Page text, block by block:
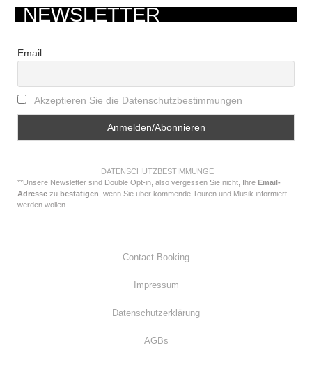
NEWSLETTER
Email
Akzeptieren Sie die Datenschutzbestimmungen
DATENSCHUTZBESTIMMUNGE
**Unsere Newsletter sind Double Opt-in, also vergessen Sie nicht, Ihre Email-
Adresse zu bestätigen , wenn Sie über kommende Touren und Musik informiert
werden wollen
Contact Booking
Impressum
Datenschutzerklärung
AGBs